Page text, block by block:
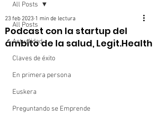
All Posts
Actualidad
Claves de éxito
En primera persona
Euskera
Preguntando se Emprende
All Posts
Podcast con la startup del
ámbito de la salud, Legit.Health
23 feb 2023 1 min de lectura